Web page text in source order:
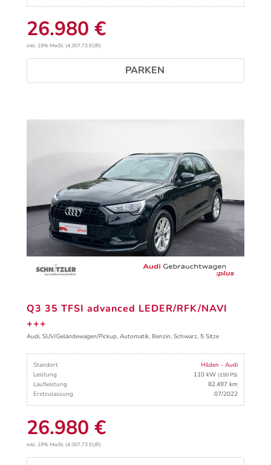
26.980 €
inkl. 19% MwSt. (4.307,73 EUR)
PARKEN
Q3 35 TFSI advanced LEDER/RFK/NAVI
+++
Audi, SUV/Geländewagen/Pickup, Automatik, Benzin, Schwarz, 5 Sitze
Standort
Hilden - Audi
Leistung
110 kW (150 PS)
Laufleistung
82.497 km
Erstzulassung
07/2022
26.980 €
inkl. 19% MwSt. (4.307,73 EUR)